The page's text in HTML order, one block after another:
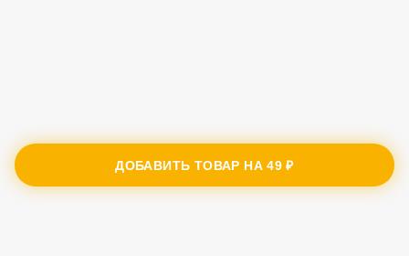
ДОБАВИТЬ ТОВАР НА49 ₽